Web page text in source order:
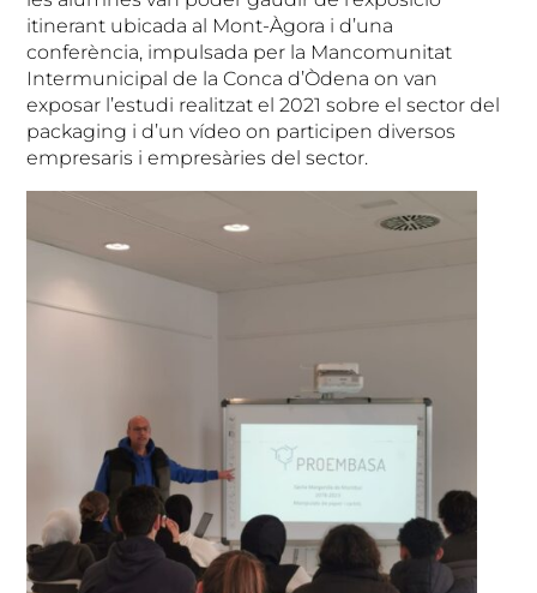
itinerant ubicada al Mont-Àgora i d’una
conferència, impulsada per la Mancomunitat
Intermunicipal de la Conca d’Òdena on van
exposar l’estudi realitzat el 2021 sobre el sector del
packaging i d’un vídeo on participen diversos
empresaris i empresàries del sector.